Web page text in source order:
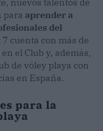
para aprender a
del
cuenta con más de
el Club y, además,
de vóley playa con
en España.
para la